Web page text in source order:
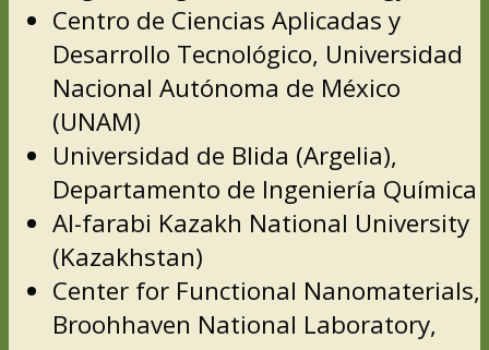
Centro de Ciencias Aplicadas y
Desarrollo Tecnológico, Universidad
Nacional Autónoma de México
(UNAM)
Universidad de Blida (Argelia),
Departamento de Ingeniería Química
Al-farabi Kazakh National University
(Kazakhstan)
Center for Functional Nanomaterials,
Broohhaven National Laboratory,